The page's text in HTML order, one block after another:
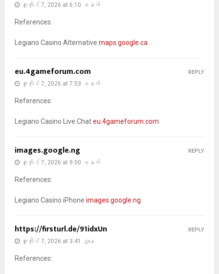
ဇူလိုင် 7, 2026 at 6:10 မနက်
References:
Legiano Casino Alternative maps.google.ca
eu.4gameforum.com
ဇူလိုင် 7, 2026 at 7:53 မနက်
References:
Legiano Casino Live Chateu.4gameforum.com
REPLY
images.google.ng
ဇူလိုင် 7, 2026 at 9:00 မနက်
References:
Legiano Casino iPhone images.google.ng
REPLY
https://firsturl.de/91idxUn
ဇူလိုင် 7, 2026 at 3:41 ညနေ
References:
REPLY